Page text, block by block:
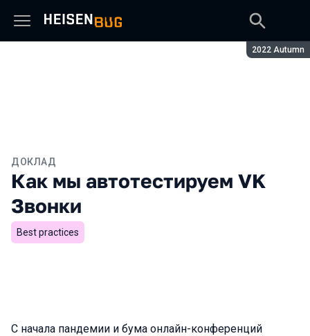
Сезон:
2022 Autumn
ДОКЛАД
Как мы автотестируем VK
Звонки
Best practices
С начала пандемии и бума онлайн-конференций